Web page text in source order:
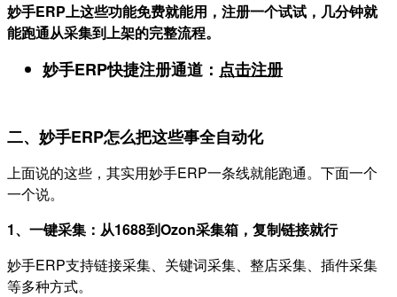
妙手ERP上这些功能免费就能用，注册一个试试，几分钟就
能跑通从采集到上架的完整流程。
妙手ERP快捷注册通道： 点击注册
二、妙手ERP怎么把这些事全自动化
上面说的这些，其实用妙手ERP一条线就能跑通。下面一个
一个说。
1、一键采集：从1688到Ozon采集箱，复制链接就行
妙手ERP支持链接采集、关键词采集、整店采集、插件采集
等多种方式。